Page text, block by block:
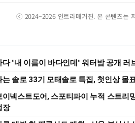
ⓒ 2024–2026 인트라매거진. 본 콘텐츠는
다 "내 이름이 바다인데" 워터밤 공개
는 솔로 33기 모태솔로 특집, 첫인상 몰
이넥스트도어, 스포티파이 누적 스트리
장